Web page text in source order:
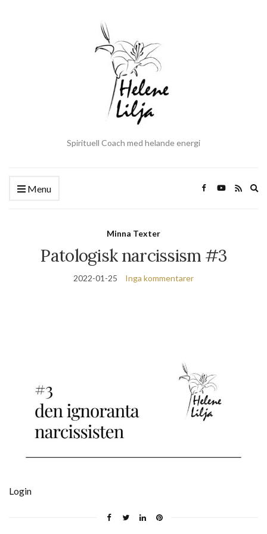
Spirituell Coach med helande energi
Menu
Minna Texter
Patologisk narcissism #3
2022-01-25 Inga kommentarer
Login